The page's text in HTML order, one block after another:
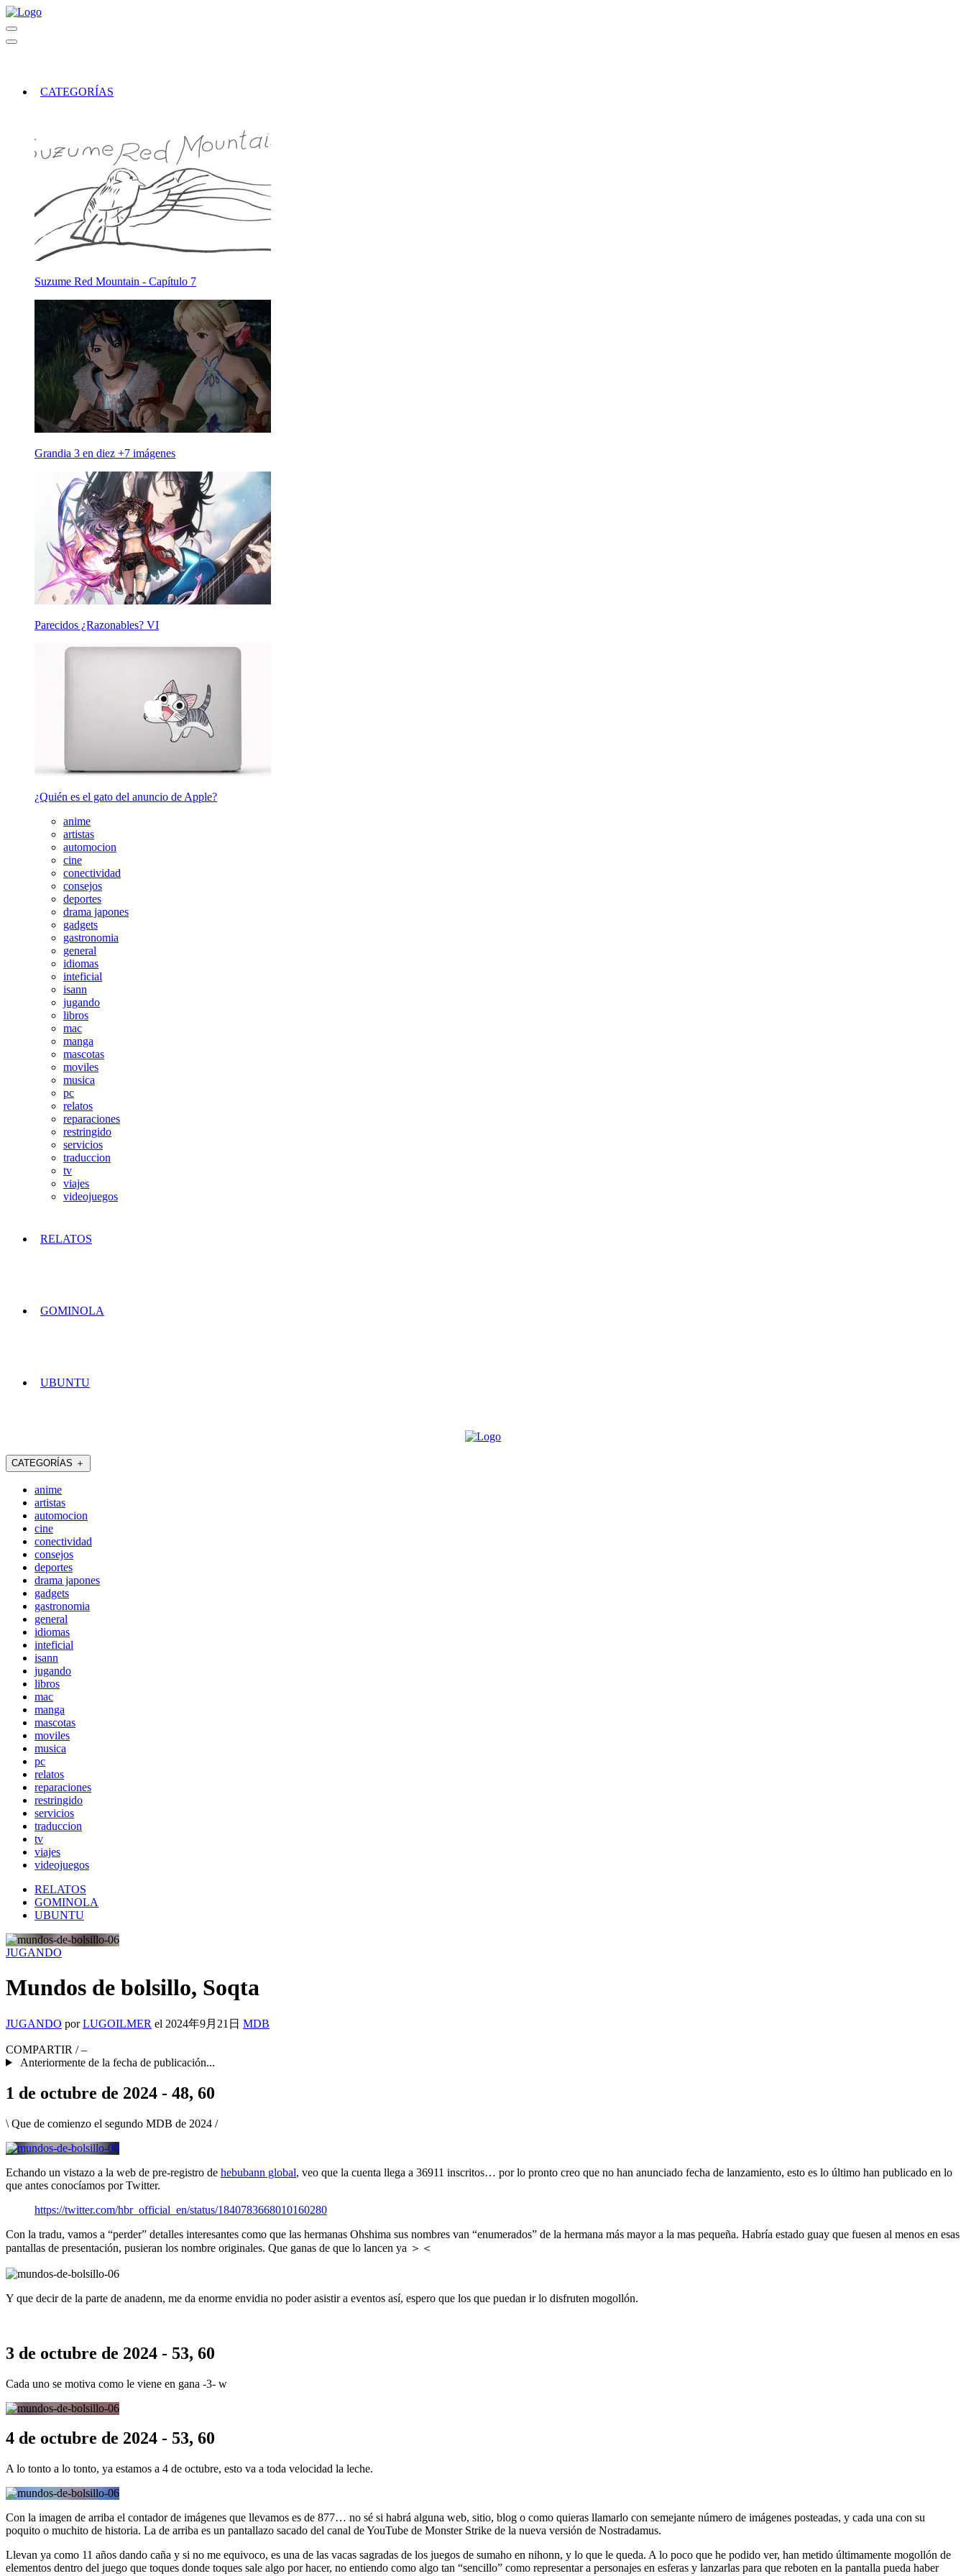
CATEGORÍAS
Suzume Red Mountain - Capítulo 7
Grandia 3 en diez +7 imágenes
Parecidos ¿Razonables? VI
¿Quién es el gato del anuncio de Apple?
anime
artistas
automocion
cine
conectividad
consejos
deportes
drama japones
gadgets
gastronomia
general
idiomas
inteficial
isann
jugando
libros
mac
manga
mascotas
moviles
musica
pc
relatos
reparaciones
restringido
servicios
traduccion
tv
viajes
videojuegos
RELATOS
GOMINOLA
UBUNTU
CATEGORÍAS ＋
anime
artistas
automocion
cine
conectividad
consejos
deportes
drama japones
gadgets
gastronomia
general
idiomas
inteficial
isann
jugando
libros
mac
manga
mascotas
moviles
musica
pc
relatos
reparaciones
restringido
servicios
traduccion
tv
viajes
videojuegos
RELATOS
GOMINOLA
UBUNTU
JUGANDO
Mundos de bolsillo, Soqta
JUGANDO por LUGOILMER el 2024年9月21日 MDB
COMPARTIR / –
Anteriormente de la fecha de publicación...
1 de octubre de 2024 - 48, 60
\ Que de comienzo el segundo MDB de 2024 /
Echando un vistazo a la web de pre-registro de hebubann global, veo que la cuenta llega a 36911 inscritos… por lo pronto creo que no han anunciado fecha de lanzamiento, esto es lo último han publicado en lo
que antes conocíamos por Twitter.
https://twitter.com/hbr_official_en/status/1840783668010160280
Con la tradu, vamos a “perder” detalles interesantes como que las hermanas Ohshima sus nombres van “enumerados” de la hermana más mayor a la mas pequeña. Habría estado guay que fuesen al menos en esas
pantallas de presentación, pusieran los nombre originales. Que ganas de que lo lancen ya ＞＜
Y que decir de la parte de anadenn, me da enorme envidia no poder asistir a eventos así, espero que los que puedan ir lo disfruten mogollón.
3 de octubre de 2024 - 53, 60
Cada uno se motiva como le viene en gana -3- w
4 de octubre de 2024 - 53, 60
A lo tonto a lo tonto, ya estamos a 4 de octubre, esto va a toda velocidad la leche.
Con la imagen de arriba el contador de imágenes que llevamos es de 877… no sé si habrá alguna web, sitio, blog o como quieras llamarlo con semejante número de imágenes posteadas, y cada una con su
poquito o muchito de historia. La de arriba es un pantallazo sacado del canal de YouTube de Monster Strike de la nueva versión de Nostradamus.
Llevan ya como 11 años dando caña y si no me equivoco, es una de las vacas sagradas de los juegos de sumaho en nihonn, y lo que le queda. A lo poco que he podido ver, han metido últimamente mogollón de
elementos dentro del juego que toques donde toques sale algo por hacer, no entiendo como algo tan “sencillo” como representar a personajes en esferas y lanzarlas para que reboten en la pantalla pueda haber